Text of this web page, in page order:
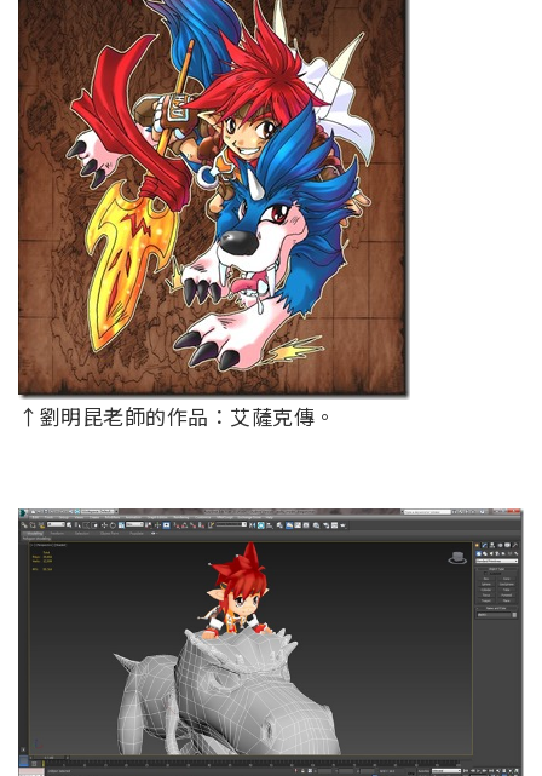
↑劉明昆老師的作品：艾薩克傳。